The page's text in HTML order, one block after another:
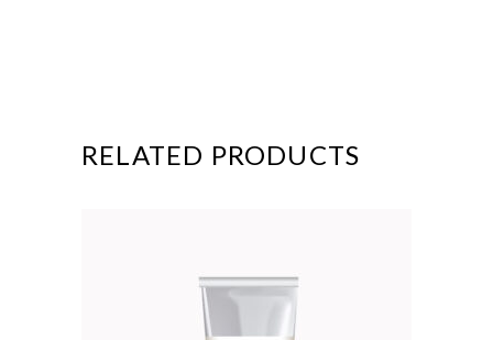
RELATED PRODUCTS